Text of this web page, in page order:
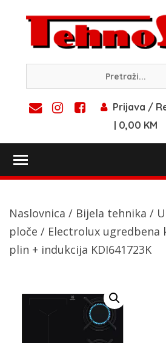
content
Prijava /
| 0,00 KM
Naslovnica / Bijela tehnika /
ploče / Electrolux ugredbena
plin + indukcija KDI641723K